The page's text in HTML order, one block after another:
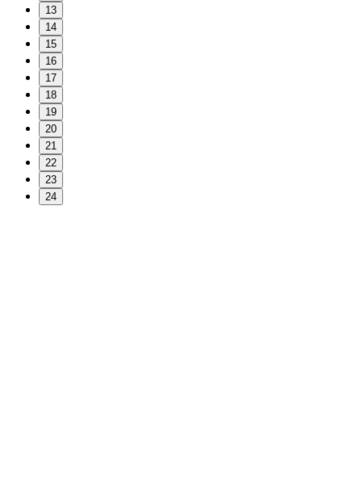
13
14
15
16
17
18
19
20
21
22
23
24